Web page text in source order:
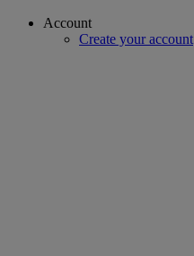
Account
Create your account